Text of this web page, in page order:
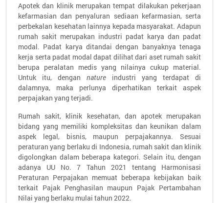
Apotek dan klinik merupakan tempat dilakukan pekerjaan
kefarmasian dan penyaluran sediaan kefarmasian, serta
perbekalan kesehatan lainnya kepada masyarakat. Adapun
rumah sakit merupakan industri padat karya dan padat
modal. Padat karya ditandai dengan banyaknya tenaga
kerja serta padat modal dapat dilihat dari aset rumah sakit
berupa peralatan medis yang nilainya cukup material.
Untuk itu, dengan nature industri yang terdapat di
dalamnya, maka perlunya diperhatikan terkait aspek
perpajakan yang terjadi.
Rumah sakit, klinik kesehatan, dan apotek merupakan
bidang yang memiliki kompleksitas dan keunikan dalam
aspek legal, bisnis, maupun perpajakannya. Sesuai
peraturan yang berlaku di Indonesia, rumah sakit dan klinik
digolongkan dalam beberapa kategori. Selain itu, dengan
adanya UU No. 7 Tahun 2021 tentang Harmonisasi
Peraturan Perpajakan memuat beberapa kebijakan baik
terkait Pajak Penghasilan maupun Pajak Pertambahan
Nilai yang berlaku mulai tahun 2022.